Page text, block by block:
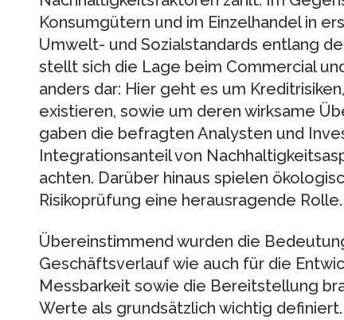
Konsumgütern und im Einzelhandel in
Umwelt- und Sozialstandards entlang
stellt sich die Lage beim Commercial
anders dar: Hier geht es um
existieren, sowie um deren wirksame
gaben die befragten Analysten und
Integrationsanteil von
achten. Darüber hinaus spielen
Risikoprüfung eine herausragende Rolle.
Übereinstimmend wurden die
Geschäftsverlauf wie auch für die
Messbarkeit sowie die Bereitstellung
Werte als grundsätzlich wichtig